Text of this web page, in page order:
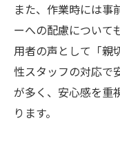
また、作業時には事
ーへの配慮について
用者の声として「親
性スタッフの対応で
が多く、安心感を重
ります。